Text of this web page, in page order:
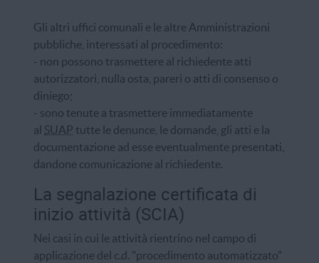
Gli altri uffici comunali e le altre Amministrazioni
pubbliche, interessati al procedimento:
- non possono trasmettere al richiedente atti
autorizzatori, nulla osta, pareri o atti di consenso o
diniego;
- sono tenute a trasmettere immediatamente
al SUAP tutte le denunce, le domande, gli atti e la
documentazione ad esse eventualmente presentati,
dandone comunicazione al richiedente.
La segnalazione certificata di
inizio attività (SCIA)
Nei casi in cui le attività rientrino nel campo di
applicazione del c.d. "procedimento automatizzato"